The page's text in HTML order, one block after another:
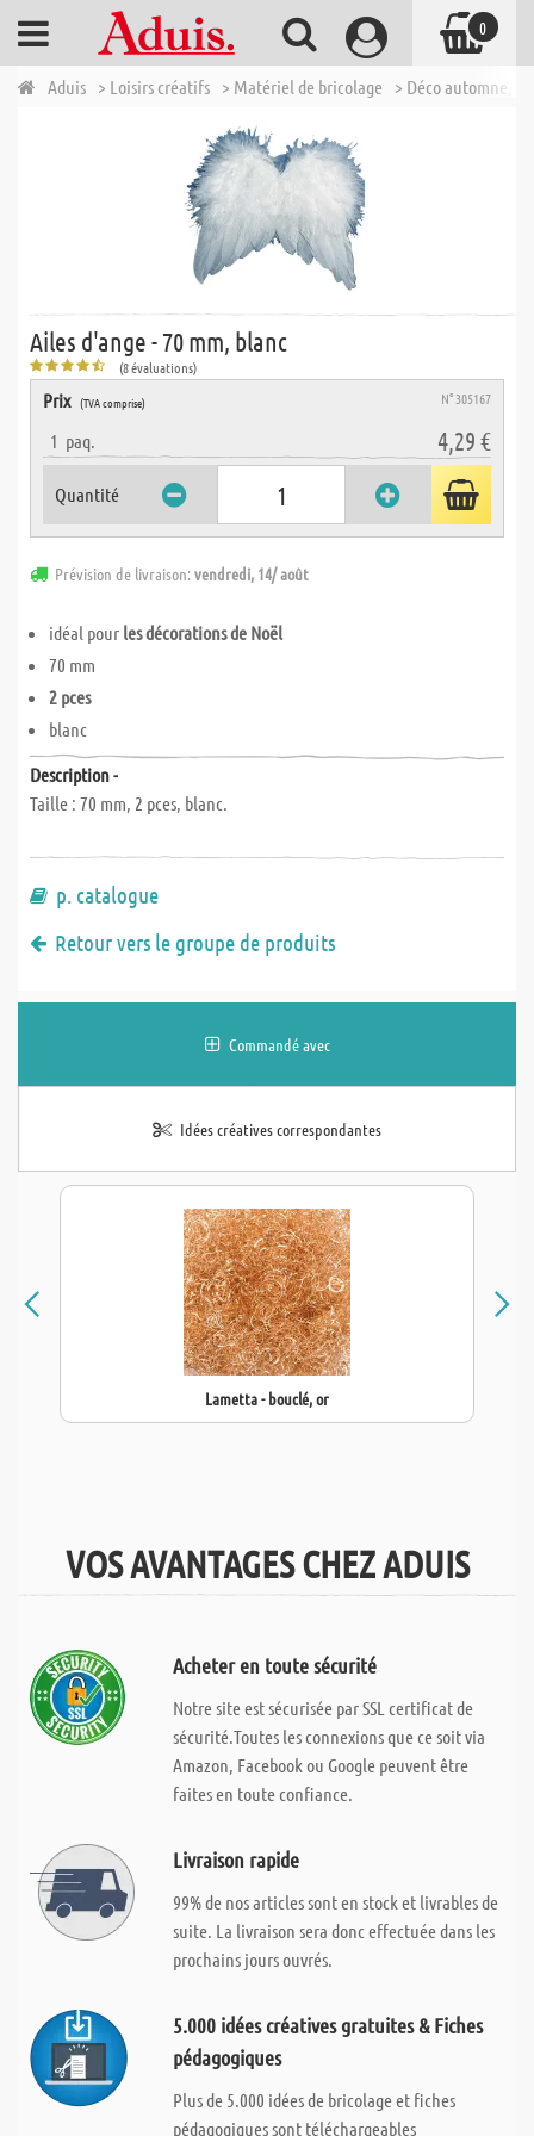
Aduis > Loisirs créatifs > Matériel de bricolage > Déco automne,
Ailes d'ange - 70 mm, blanc
(8 évaluations)
Prix (TVA comprise) N° 305167
1 paq. 4,29 €
Quantité
Prévision de livraison:vendredi, 14/ août
idéal pour les décorations de Noël
70 mm
2 pces
blanc
Description -
Taille : 70 mm, 2 pces, blanc.
p. catalogue
Retour vers le groupe de produits
Commandé avec
Idées créatives correspondantes
Lametta - bouclé, or
VOS AVANTAGES CHEZ ADUIS
Acheter en toute sécurité
Notre site est sécurisée par SSL certificat de
sécurité.Toutes les connexions que ce soit via
Amazon, Facebook ou Google peuvent être
faites en toute confiance.
Livraison rapide
99% de nos articles sont en stock et livrables de
suite. La livraison sera donc effectuée dans les
prochains jours ouvrés.
5.000 idées créatives gratuites & Fiches
pédagogiques
Plus de 5.000 idées de bricolage et fiches
pédagogiques sont téléchargeables
0